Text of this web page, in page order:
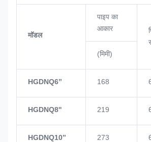
मॉडल
पाइप का
आकार
(मिमी)
HGDNQ6’’ 168
HGDNQ8'' 219
HGDNQ10’’ 273